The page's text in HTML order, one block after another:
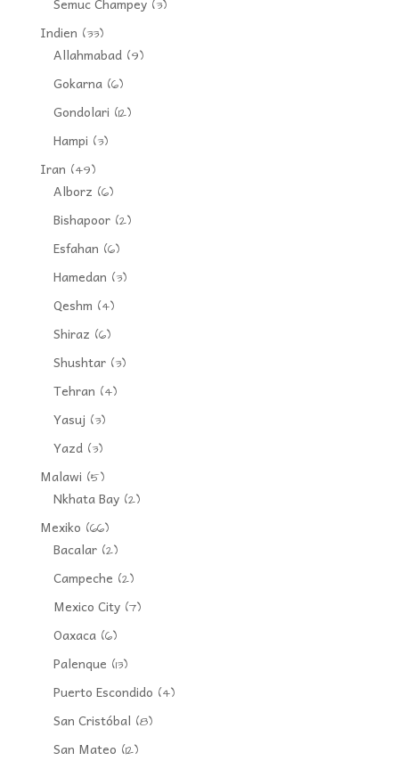
(3)
Indien (33)
Allahmabad(9)
Gokarna(6)
Gondolari (12)
Hampi (3)
Iran (49)
Alborz (6)
Bishapoor(2)
Esfahan (6)
Hamedan (3)
Qeshm (4)
Shiraz (6)
Shushtar(3)
Tehran (4)
Yasuj (3)
Yazd(3)
Malawi (5)
Nkhata Bay(2)
Mexiko (66)
Bacalar(2)
Campeche (2)
Mexico City(7)
Oaxaca(6)
Palenque (13)
Puerto Escondido (4)
San Cristóbal (8)
San Mateo (12)